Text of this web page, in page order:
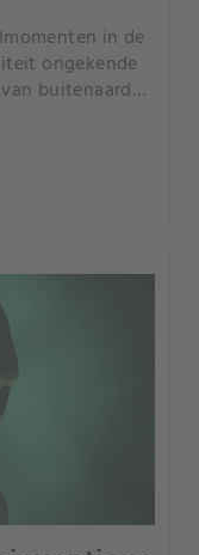
in de
ongekende
buitenaards